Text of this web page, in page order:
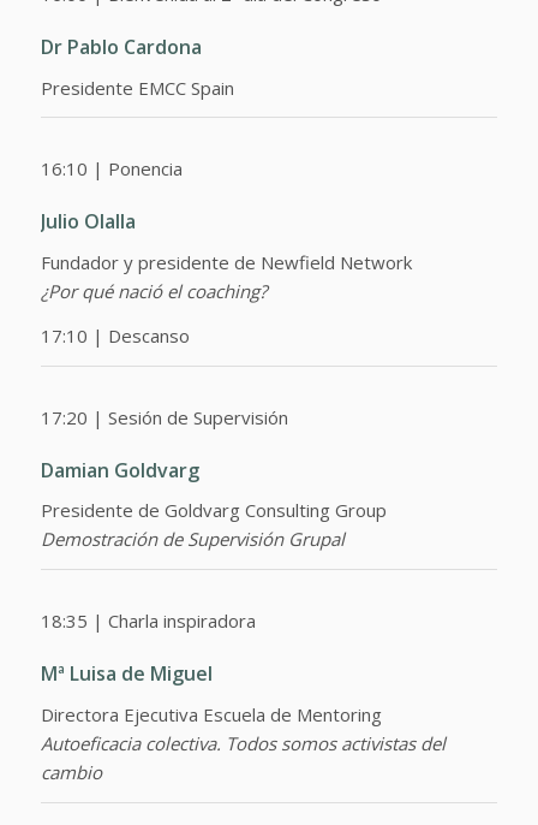
Dr Pablo Cardona
Presidente EMCC Spain
16:10 | Ponencia
Julio Olalla
Fundador y presidente de Newfield Network
¿Por qué nació el coaching?
17:10 | Descanso
17:20 | Sesión de Supervisión
Damian Goldvarg
Presidente de Goldvarg Consulting Group
Demostración de Supervisión Grupal
18:35 | Charla inspiradora
Mª Luisa de Miguel
Directora Ejecutiva Escuela de Mentoring
Autoeficacia colectiva. Todos somos activistas del
cambio